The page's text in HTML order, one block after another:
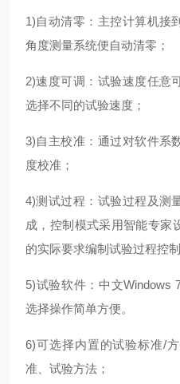
1)自动清零：主控计算机接
角度测量系统便自动清零；
2)速度可调：试验速度任意
选择不同的试验速度；
3)自主校准：通过对软件系
度校准；
4)测试过程：试验过程及测
成，控制模式采用智能专家
的实际要求编制试验过程控
5)试验软件：中文Windows
选择操作简单方便。
6)可选择内置的试验标准/
准、试验方法；